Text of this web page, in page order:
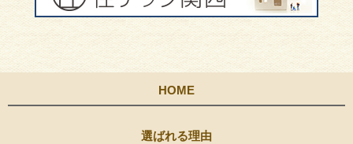
HOME
選ばれる理由